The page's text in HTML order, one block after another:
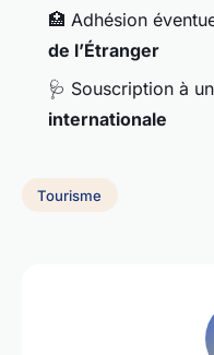
🏥 Adhésion
de l’Étranger
🩺 Souscription à
internationale
Tourisme